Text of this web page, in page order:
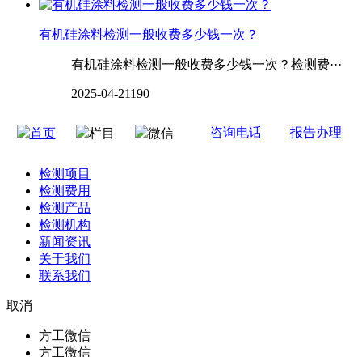
有机硅涂料检测一般收费多少钱一次？
有机硅涂料检测一般收费多少钱一次？检测费···
2025-04-21190
首页 栏目 微信 咨询电话 报告办理
检测项目
检测费用
检测产品
检测机构
新闻资讯
关于我们
联系我们
取消
方工微信
方工微信